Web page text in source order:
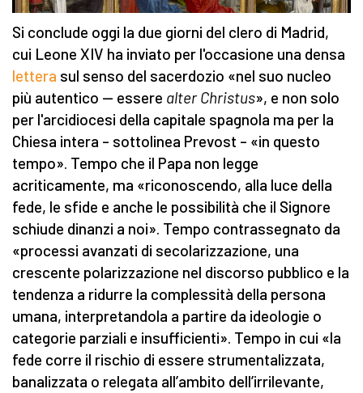
Si conclude oggi la due giorni del clero di Madrid,
cui Leone XIV ha inviato per l'occasione una densa
lettera sul senso del sacerdozio «nel suo nucleo
più autentico — essere alter Christus», e non solo
per l'arcidiocesi della capitale spagnola ma per la
Chiesa intera – sottolinea Prevost – «in questo
tempo». Tempo che il Papa non legge
acriticamente, ma «riconoscendo, alla luce della
fede, le sfide e anche le possibilità che il Signore
schiude dinanzi a noi». Tempo contrassegnato da
«processi avanzati di secolarizzazione, una
crescente polarizzazione nel discorso pubblico e la
tendenza a ridurre la complessità della persona
umana, interpretandola a partire da ideologie o
categorie parziali e insufficienti». Tempo in cui «la
fede corre il rischio di essere strumentalizzata,
banalizzata o relegata all’ambito dell’irrilevante,